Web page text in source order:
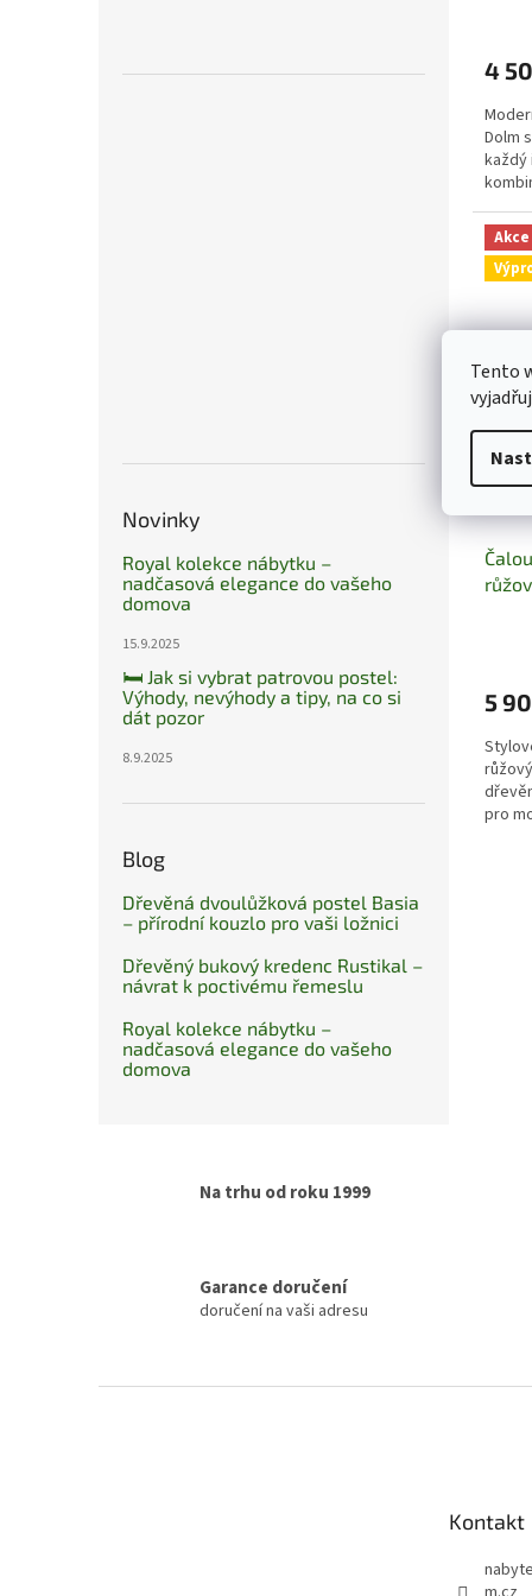
Tento
Novinky
Royal kolekce nábytku –
nadčasová elegance do vašeho
domova
15.9.2025
🛏️ Jak si vybrat patrovou postel:
Výhody, nevýhody a tipy, na co si
dát pozor
8.9.2025
Blog
Dřevěná dvoulůžková postel Basia
– přírodní kouzlo pro vaši ložnici
Dřevěný bukový kredenc Rustikal –
návrat k poctivému řemeslu
Royal kolekce nábytku –
nadčasová elegance do vašeho
domova
4
Dolm
každý
Akce
5
pro
Na trhu od roku 1999
Garance doručení
doručení na vaši adresu
Kontakt